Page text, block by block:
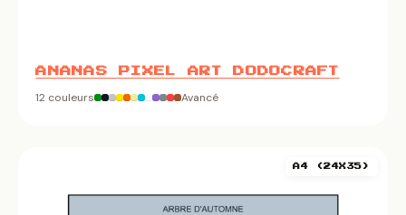
ANANAS PIXEL ART DODOCRAFT
12 couleurs Avancé
A4 (24X35)